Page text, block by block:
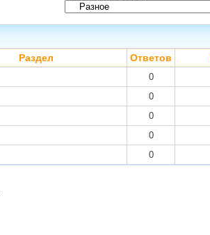
Раздел Ответов
0
0
0
0
0